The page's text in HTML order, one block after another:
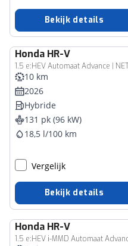
Bekijk details
Honda HR-V
10 km
2026
Hybride
131 pk (96 kW)
18,5 l/100 km
Vergelijk
Bekijk details
Honda HR-V
1.5 e:HEV i-MMD Automaat